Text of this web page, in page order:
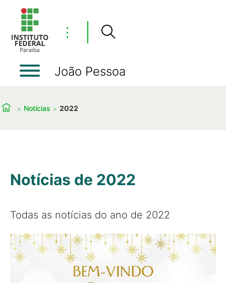
⋮
João Pessoa
Notícias 2022
Notícias de 2022
Todas as notícias do ano de 2022